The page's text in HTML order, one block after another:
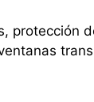
protección